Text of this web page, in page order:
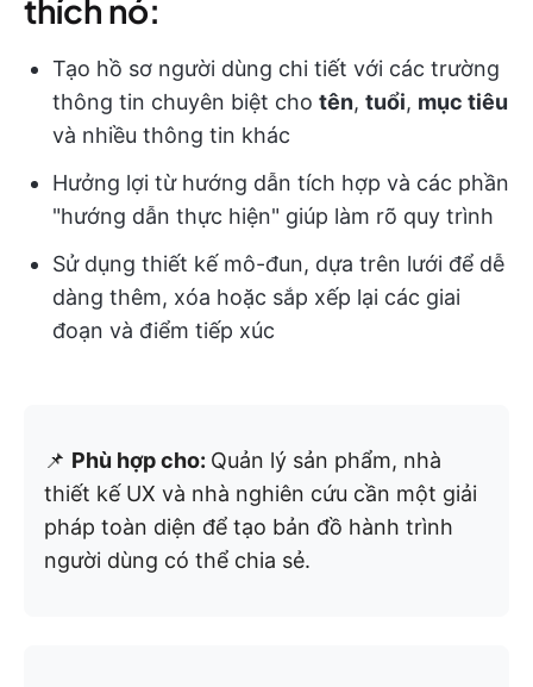
thích nó:
Tạo hồ sơ người dùng chi tiết với các trường
thông tin chuyên biệt cho tên, tuổi, mục tiêu
và nhiều thông tin khác
Hưởng lợi từ hướng dẫn tích hợp và các phần
"hướng dẫn thực hiện" giúp làm rõ quy trình
Sử dụng thiết kế mô-đun, dựa trên lưới để dễ
dàng thêm, xóa hoặc sắp xếp lại các giai
đoạn và điểm tiếp xúc
📌 Phù hợp cho: Quản lý sản phẩm, nhà
thiết kế UX và nhà nghiên cứu cần một giải
pháp toàn diện để tạo bản đồ hành trình
người dùng có thể chia sẻ.